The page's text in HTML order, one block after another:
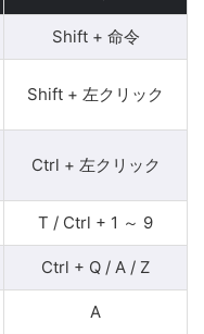
Shift + 命令
Shift + 左クリック
Ctrl + 左クリック
T / Ctrl + 1 ～ 9
Ctrl + Q / A / Z
A